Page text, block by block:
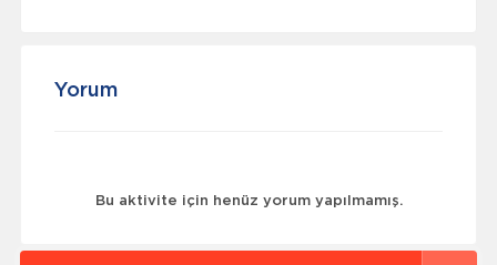
Yorum
Bu aktivite için henüz yorum yapılmamış.